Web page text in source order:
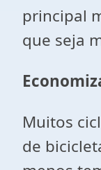
principal
que seja
Muitos
de